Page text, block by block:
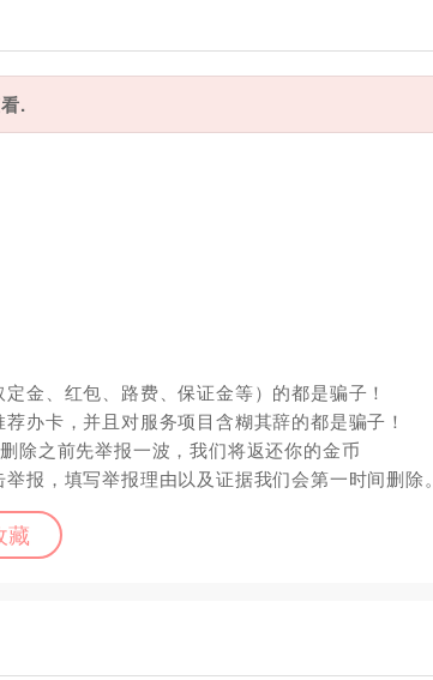
.
金、红包、路费、保证金等）的都是骗子！
办卡，并且对服务项目含糊其辞的都是骗子！
除之前先举报一波，我们将返还你的金币
报，填写举报理由以及证据我们会第一时间删除。
藏